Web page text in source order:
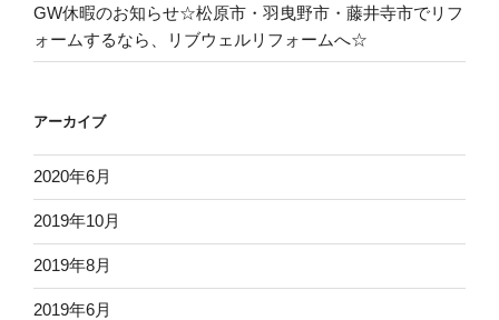
GW休暇のお知らせ☆松原市・羽曳野市・藤井寺市でリフ
ォームするなら、リブウェルリフォームへ☆
アーカイブ
2020年6月
2019年10月
2019年8月
2019年6月